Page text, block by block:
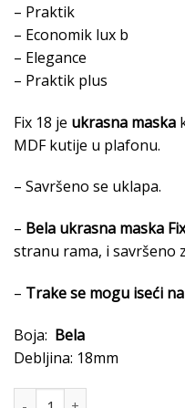
– Praktik
– Economik lux b
– Elegance
– Praktik plus
Fix 18 je ukrasna maska
MDF kutije u plafonu.
– Savršeno se uklapa.
– Bela ukrasna maska
stranu rama, i savršeno
– Trake se mogu iseći
Boja: Bela
Debljina: 18mm
Ukrasna maska Fix 18 količina